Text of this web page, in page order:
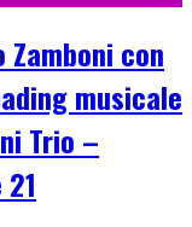
con
musicale
Trio –